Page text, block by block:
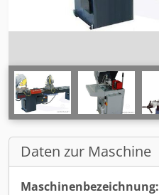
Daten zur Maschine
Maschinenbezeichnung: